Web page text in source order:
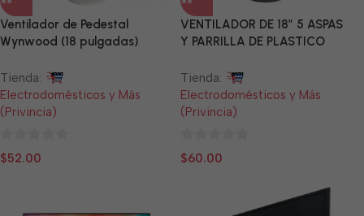
Ventilador de Pedestal
Wynwood (18 pulgadas)
Tienda:
Electrodomésticos y Más
(Privincia)
0
$52.00
VENTILADOR DE 18″ 5 ASPAS
Y PARRILLA DE PLASTICO
Tienda:
Electrodomésticos y Más
(Privincia)
0
$60.00